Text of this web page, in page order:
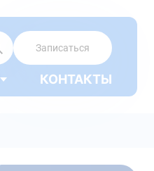
Записаться
КОНТАКТЫ